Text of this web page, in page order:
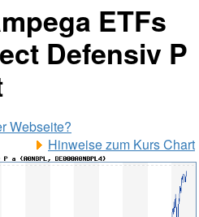
ETFs
Defensiv P
Webseite?
Hinweise zum Kurs Chart